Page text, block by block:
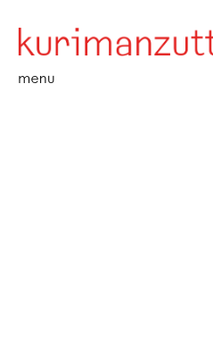
menu